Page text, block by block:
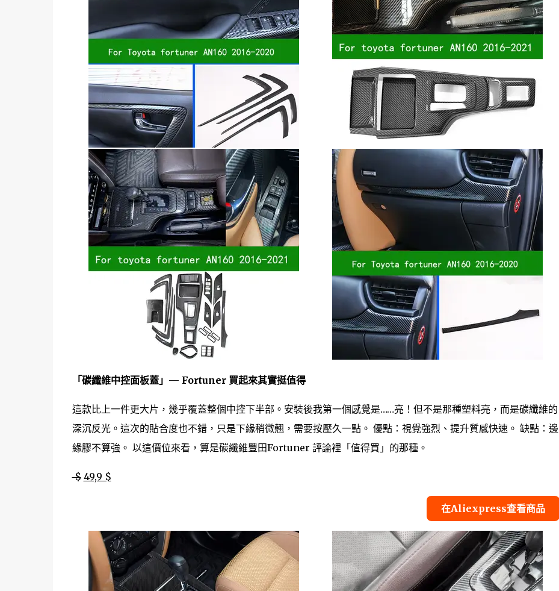
「碳纖維中控面板蓋」— Fortuner 買起來其實挺值得
這款比上一件更大片，幾乎覆蓋整個中控下半部。安裝後我第一個感覺是……亮！但不是那種塑料亮，而是碳纖維的
深沉反光。這次的貼合度也不錯，只是下緣稍微翹，需要按壓久一點。 優點：視覺強烈、提升質感快速。 缺點：邊
緣膠不算強。 以這價位來看，算是碳纖維豐田Fortuner 評論裡「值得買」的那種。
$ 49,9 $
在Aliexpress查看商品